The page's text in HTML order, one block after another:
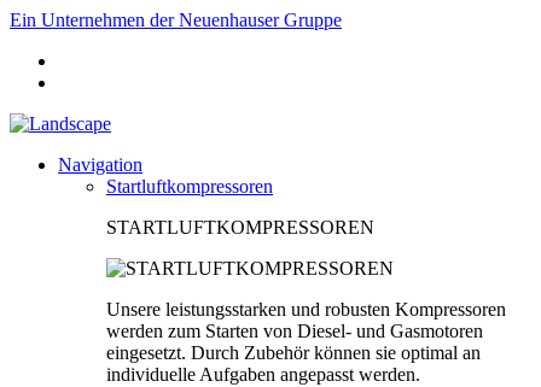
Ein Unternehmen der Neuenhauser Gruppe
Navigation
Startluftkompressoren
STARTLUFTKOMPRESSOREN
Unsere leistungsstarken und robusten Kompressoren
werden zum Starten von Diesel- und Gasmotoren
eingesetzt. Durch Zubehör können sie optimal an
individuelle Aufgaben angepasst werden.